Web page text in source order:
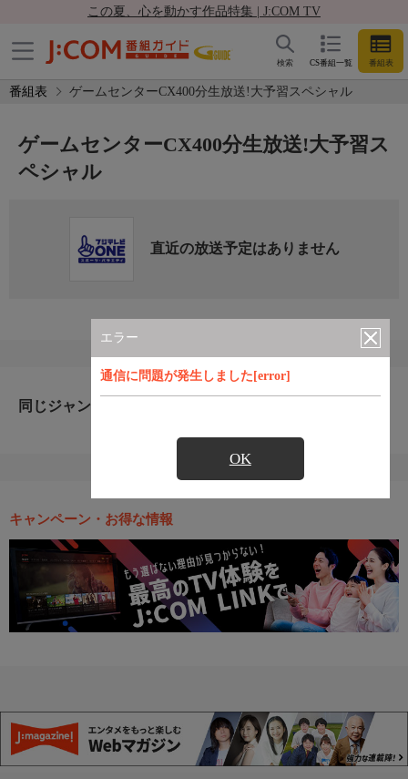
この夏、心を動かす作品特集 | J:COM TV
CS番組一覧 番組表
検索
番組表 ゲームセンターCX400分生放送!大予習スペシャル
エラー
通信に問題が発生しました[error]
OK
ゲームセンターCX400分生放送!大予習ス
ペシャル
直近の放送予定はありません
同じジャンルのおすすめ番組
キャンペーン・お得な情報